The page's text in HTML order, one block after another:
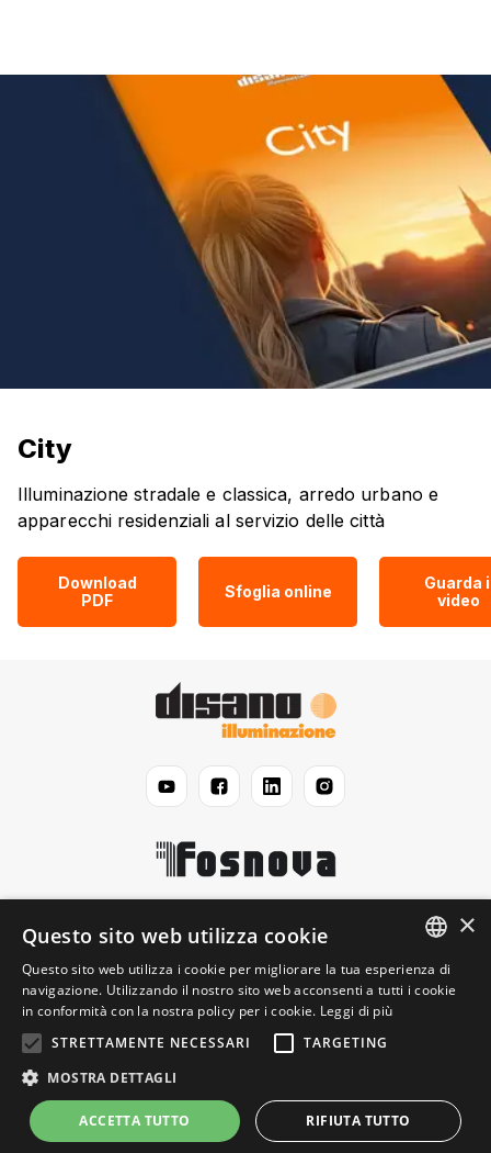
City
Illuminazione stradale e classica, arredo urbano e
apparecchi residenziali al servizio delle città
Download
PDF
Sfoglia online
Guarda
video
Disano
Legale
Informazioni
© 2026 Disano Illuminazione S.p.A. - P.IVA 06191460150
ENGLISH
×
Questo sito web utilizza cookie
Questo sito web utilizza i cookie per migliorare la tua esperienza di
navigazione. Utilizzando il nostro sito web acconsenti a tutti i cookie
in conformità con la nostra policy per i cookie. Leggi di più
STRETTAMENTE NECESSARI
TARGETING
MOSTRA DETTAGLI
ACCETTA TUTTO RIFIUTA TUTTO